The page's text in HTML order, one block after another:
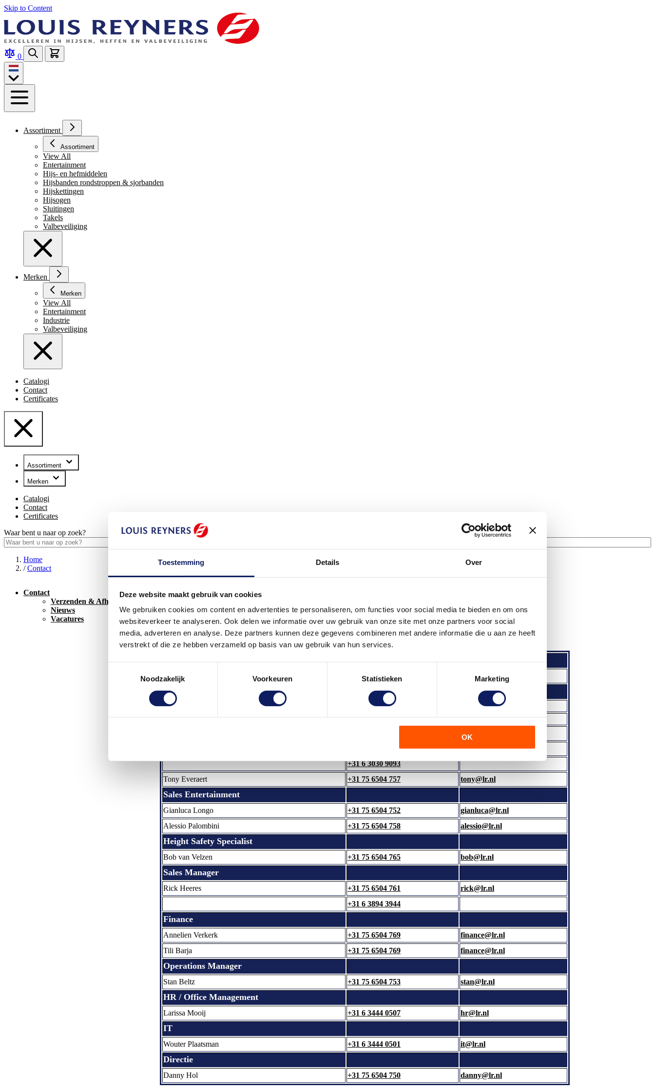
Toestemming Details Over
Deze website maakt gebruik van cookies
We gebruiken cookies om content en advertenties te personaliseren, om functies voor social media te bieden en om ons
websiteverkeer te analyseren. Ook delen we informatie over uw gebruik van onze site met onze partners voor social
media, adverteren en analyse. Deze partners kunnen deze gegevens combineren met andere informatie die u aan ze heeft
verstrekt of die ze hebben verzameld op basis van uw gebruik van hun services.
Noodzakelijk
Voorkeuren Statistieken Marketing
OK
Skip to Content
0
Assortiment
Assortiment
View All
Entertainment
Hijs- en hefmiddelen
Hijsbanden rondstroppen & sjorbanden
Hijskettingen
Hijsogen
Sluitingen
Takels
Valbeveiliging
Merken
Merken
View All
Entertainment
Industrie
Valbeveiliging
Catalogi
Contact
Certificates
Assortiment
Merken
Catalogi
Contact
Certificates
Waar bent u naar op zoek?
Home
/ Contact
Symon Spiersweg 13A
1506 RZ Zaandam
BIC: ABNANL2A
T: +31 (0) 75 650 47 50
IBAN: NL96 ABNA 0124 2858 05
EORI: NL001625937
Naam Telefoonnummer E-mail
Algemeen +31 75 6504 750 info@lr.nl
Sales Industry
Verkoop Binnendienst +31 75 6504 750
sales@lr.nl
Ans Evenboer
+31 75 6504 756
ans@lr.nl
michel@lr.nl
+31 75 6504 766
timo@lr.nl
+31 6 3030 9093
Tony Everaert
+31 75 6504 757 tony@lr.nl
Sales Entertainment
Gianluca Longo +31 75 6504 752
gianluca@lr.nl
Alessio Palombini
+31 75 6504 758 alessio@lr.nl
Height Safety Specialist
Bob van Velzen +31 75 6504 765 bob@lr.nl
Sales Manager
Rick Heeres +31 75 6504 761
rick@lr.nl
+31 6 3894 3944
Finance
Annelien Verkerk +31 75 6504 769
finance@lr.nl
Tili Barja
+31 75 6504 769 finance@lr.nl
Operations Manager
Stan Beltz +31 75 6504 753 stan@lr.nl
HR / Office Management
Larissa Mooij +31 6 3444 0507 hr@lr.nl
IT
Wouter Plaatsman +31 6 3444 0501 it@lr.nl
Directie
Danny Hol +31 75 6504 750 danny@lr.nl
Contact
Verzenden & Afhalen
Nieuws
Vacatures